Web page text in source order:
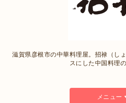
滋賀県彦根市の中華料理屋。招禄（し
スにした中国料理
メニュー